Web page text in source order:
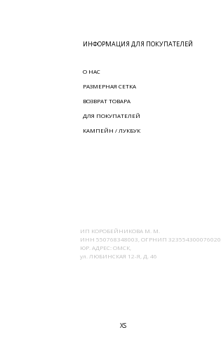
ВОЗВРАТ ТОВАРА
ДЛЯ ПОКУПАТЕЛЕЙ
О НАС
ИП КОРОБЕЙНИКОВА М. М.
ИНН 550768348003, ОГРНИП 323554300076020,
ЮР. АДРЕС: ОМСК,
ул. ЛЮБИНСКАЯ 12-Я, Д. 46
РАЗМЕРНАЯ СЕТКА
ИНФОРМАЦИЯ ДЛЯ ПОКУПАТЕЛЕЙ
КАМПЕЙН / ЛУКБУК
XS